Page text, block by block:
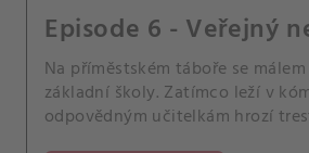
Episode 6 - Veřejný
Na příměstském táboře se
základní školy. Zatímco leží v
odpovědným učitelkám hrozí